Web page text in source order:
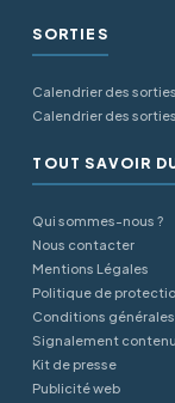
SORTIES
Calendrier des
Calendrier des
TOUT SAVOIR
Qui sommes-nous ?
Nous contacter
Mentions Légales
Politique de
Conditions
Signalement
Kit de presse
Publicité web